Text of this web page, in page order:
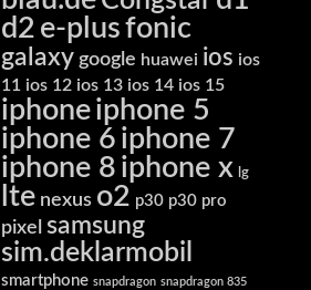
d2 e-plusfonic
galaxy google huawei ios ios
11 ios 12 ios 13 ios 14 ios 15
iphoneiphone 5
iphone 6 iphone 7
iphone 8 iphone x lg
lte nexus o2 p30 p30 pro
pixel samsung
sim.deklarmobil
smartphone snapdragon snapdragon 835